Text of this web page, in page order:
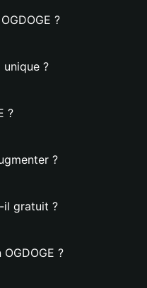
?
unique ?
?
?
il gratuit ?
?